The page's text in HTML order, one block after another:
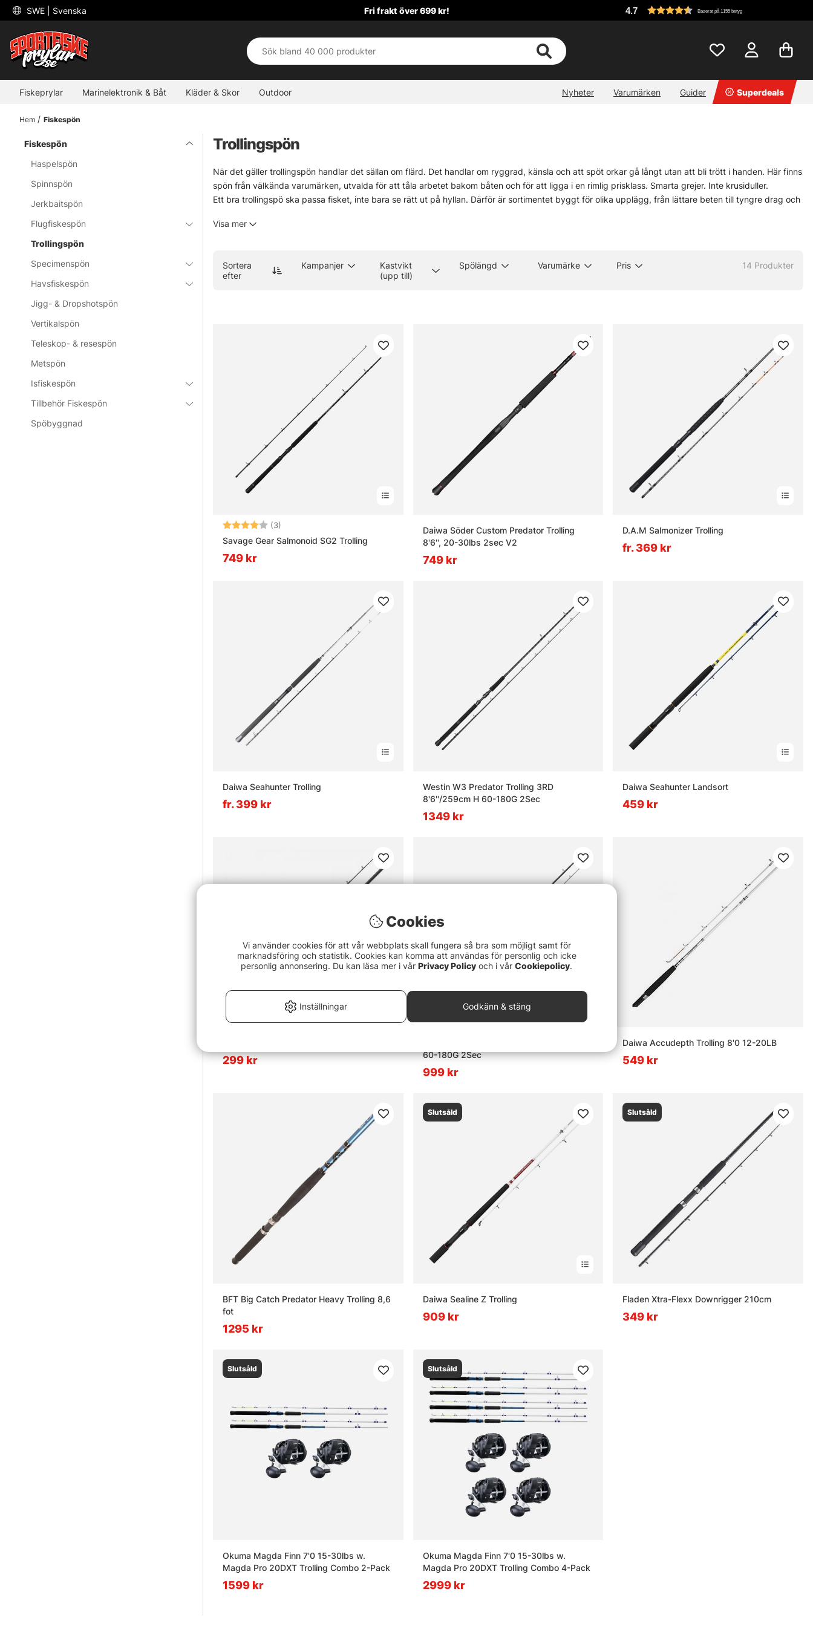
SWE | Svenska Fri frakt över 699 kr! 4.7 Baserat på 1155 betyg
Fiskeprylar Marinelektronik & Båt Kläder & Skor Outdoor Nyheter Varumärken Guider Superdeals
Hem Fiskespön
Fiskespön
Haspelspön
Spinnspön
Jerkbaitspön
Flugfiskespön
Trollingspön
Specimenspön
Havsfiskespön
Jigg- & Dropshotspön
Vertikalspön
Teleskop- & resespön
Metspön
Isfiskespön
Tillbehör Fiskespön
Spöbyggnad
Trollingspön
När det gäller trollingspön handlar det sällan om flärd. Det handlar om ryggrad, känsla och att spöt orkar gå långt utan att bli trött i handen. Här finns
spön från välkända varumärken, utvalda för att tåla arbetet bakom båten och för att ligga i en rimlig prisklass. Smarta grejer. Inte krusiduller.
Ett bra trollingspö ska passa fisket, inte bara se rätt ut på hyllan. Därför är sortimentet byggt för olika upplägg, från lättare beten till tyngre drag och
aktion, går det bra att höra av sig eller kika in i butiken. Det brukar lösa sig, faktiskt.
Vad är viktigt att tänka på när du väljer trollingspö?
Vad är skillnaden mellan ett lätt och ett kraftigare trollingspö?
Visa mer
Sortera
efter
Kampanjer
Kastvikt
(upp till)
Spölängd Varumärke Pris 14 Produkter
Betyg: (3)
Savage Gear Salmonoid SG2 Trolling
749 kr
Daiwa Söder Custom Predator Trolling
8'6'', 20-30lbs 2sec V2
749 kr
D.A.M Salmonizer Trolling
fr. 369 kr
Daiwa Seahunter Trolling
fr. 399 kr
Westin W3 Predator Trolling 3RD
8'6''/259cm H 60-180G 2Sec
1349 kr
Daiwa Seahunter Landsort
459 kr
299 kr
60-180G 2Sec
999 kr
Daiwa Accudepth Trolling 8'0 12-20LB
549 kr
BFT Big Catch Predator Heavy Trolling 8,6
fot
1295 kr
Slutsåld
Daiwa Sealine Z Trolling
909 kr
Slutsåld
Fladen Xtra-Flexx Downrigger 210cm
349 kr
Slutsåld
Okuma Magda Finn 7'0 15-30lbs w.
Magda Pro 20DXT Trolling Combo 2-Pack
1599 kr
Slutsåld
Okuma Magda Finn 7'0 15-30lbs w.
Magda Pro 20DXT Trolling Combo 4-Pack
2999 kr
Cookies
Vi använder cookies för att vår webbplats skall fungera så bra som möjligt samt för
marknadsföring och statistik. Cookies kan komma att användas för personlig och icke
personlig annonsering. Du kan läsa mer i vår Privacy Policy och i vår Cookiepolicy.
Inställningar Godkänn & stäng